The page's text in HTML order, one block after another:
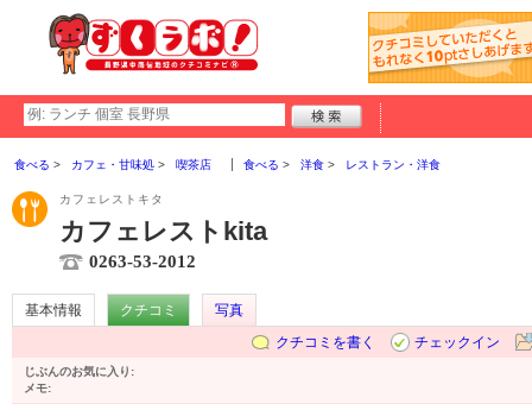
食べる カフェ・甘味処 喫茶店 食べる 洋食 レストラン・洋食
カフェレストキタ
カフェレストkita
0263-53-2012
基本情報 クチコミ
写真
クチコミを書く
チェックイン
じぶんのお気に入り:
メモ: